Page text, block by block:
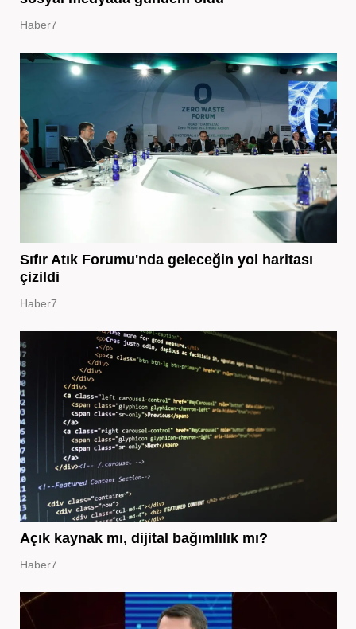
Haber7
Sıfır Atık Forumu'nda geleceğin yol haritası
çizildi
Haber7
Açık kaynak mı, dijital bağımlılık mı?
Haber7